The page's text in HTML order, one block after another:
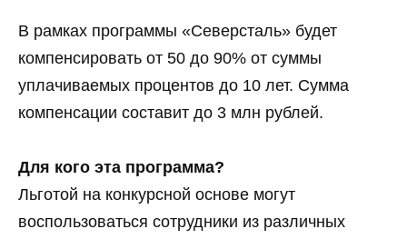
В рамках программы «Северсталь» будет
компенсировать от 50 до 90% от суммы
уплачиваемых процентов до 10 лет. Сумма
компенсации составит до 3 млн рублей.
Для кого эта программа?
Льготой на конкурсной основе могут
воспользоваться сотрудники из различных